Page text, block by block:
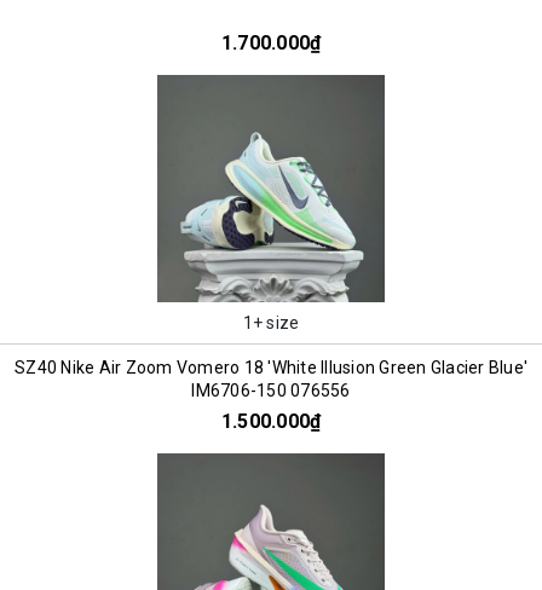
1.700.000₫
1+ size
SZ40 Nike Air Zoom Vomero 18 'White Illusion Green Glacier Blue'
IM6706-150 076556
1.500.000₫